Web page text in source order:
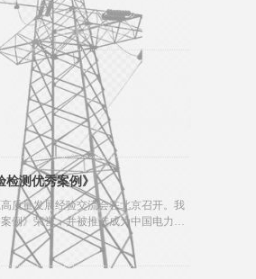
检测优秀案例》
质量发展经验交流会在北京召开。我
例》荣誉，并被推选成为中国电力设